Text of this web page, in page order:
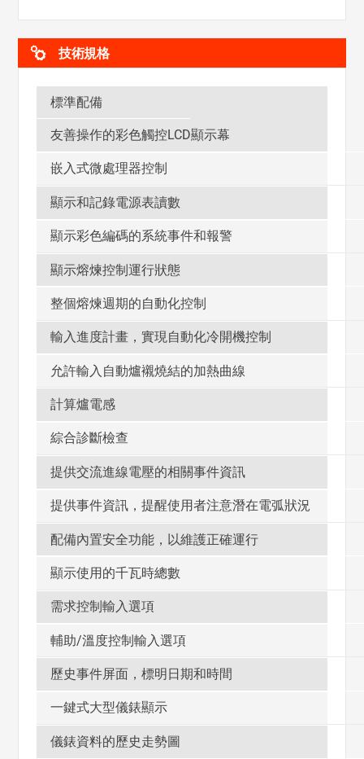
技術規格
標準配備
友善操作的彩色觸控LCD顯示幕
嵌入式微處理器控制
顯示和記錄電源表讀數
顯示彩色編碼的系統事件和報警
顯示熔煉控制運行狀態
整個熔煉週期的自動化控制
輸入進度計畫，實現自動化冷開機控制
允許輸入自動爐襯燒結的加熱曲線
計算爐電感
綜合診斷檢查
提供交流進線電壓的相關事件資訊
提供事件資訊，提醒使用者注意潛在電弧狀況
配備內置安全功能，以維護正確運行
顯示使用的千瓦時總數
需求控制輸入選項
輔助/溫度控制輸入選項
歷史事件屏面，標明日期和時間
一鍵式大型儀錶顯示
儀錶資料的歷史走勢圖